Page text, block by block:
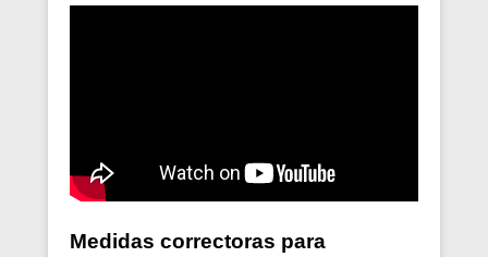
Medidas correctoras para